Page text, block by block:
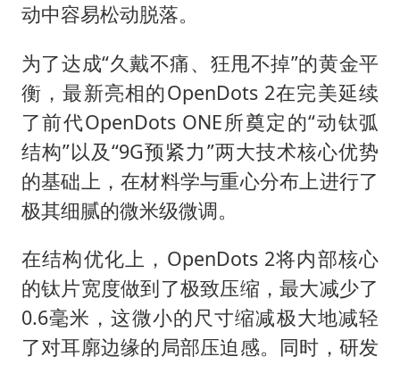
动中容易松动脱落。
为了达成“久戴不痛、狂甩不掉”的黄金平
衡，最新亮相的OpenDots 2在完美延续
了前代OpenDots ONE所奠定的“动钛弧
结构”以及“9G预紧力”两大技术核心优势
的基础上，在材料学与重心分布上进行了
极其细腻的微米级微调。
在结构优化上，OpenDots 2将内部核心
的钛片宽度做到了极致压缩，最大减少了
0.6毫米，这微小的尺寸缩减极大地减轻
了对耳廓边缘的局部压迫感。同时，研发